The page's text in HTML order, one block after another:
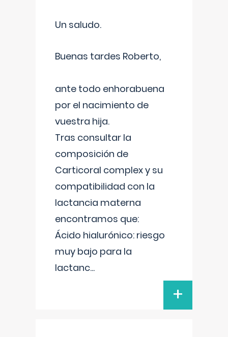
Un saludo.
Buenas tardes Roberto,
ante todo enhorabuena
por el nacimiento de
vuestra hija.
Tras consultar la
composición de
Carticoral complex y su
compatibilidad con la
lactancia materna
encontramos que:
Ácido hialurónico: riesgo
muy bajo para la
lactanc...
+